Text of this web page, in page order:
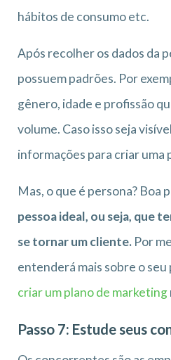
hábitos de consumo etc.
Após recolher os dados da
possuem padrões. Por
gênero, idade e profissão
volume. Caso isso seja
informações para criar uma
Mas, o que é persona? Boa
pessoa ideal, ou seja, que
se tornar um cliente. Por
entenderá mais sobre o
criar um plano de marketing
Passo 7: Estude seus